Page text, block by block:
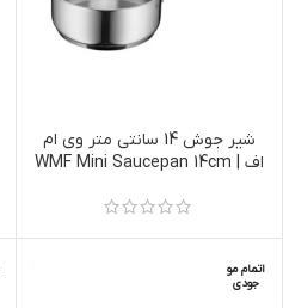
شیر جوش 14 سانتی متر وی ام
اف | WMF Mini Saucepan 14cm
اتمام مو
جودی